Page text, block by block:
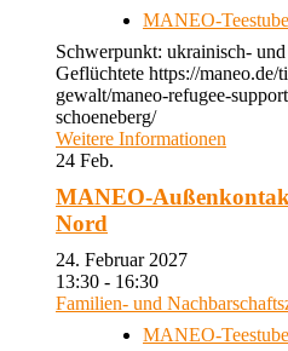
MANEO-
Schwerpunkt: ukrainisch- und
Geflüchtete https://
gewalt/maneo-refugee-
schoeneberg/
Weitere Informationen
24 Feb.
MANEO-
Nord
24. Februar 2027
13:30 - 16:30
Familien- und
MANEO-